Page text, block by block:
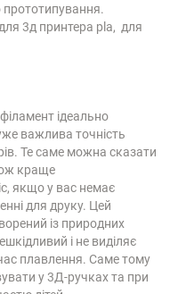
прототипування.
3д принтера pla, для
ідеально
важлива точність
Те саме можна сказати
краще
якщо у вас немає
для друку. Цей
із природних
і не виділяє
плавлення. Саме тому
у 3Д-ручках та при